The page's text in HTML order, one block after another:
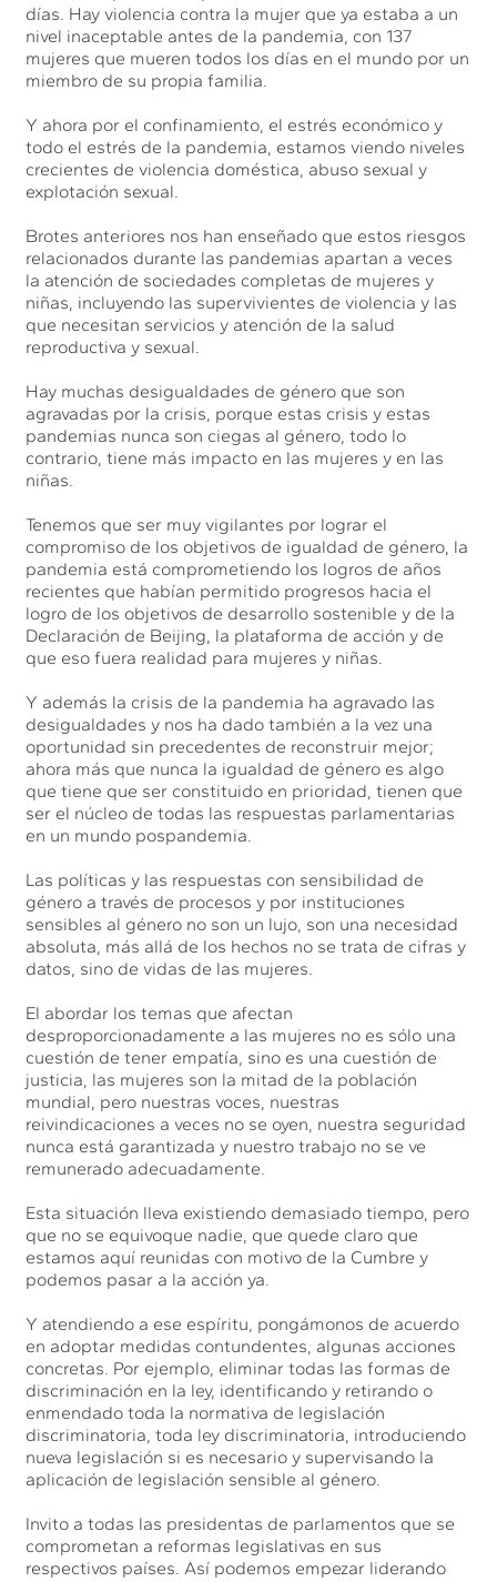
días. Hay violencia contra la mujer que ya estaba a un
nivel inaceptable antes de la pandemia, con 137
mujeres que mueren todos los días en el mundo por un
miembro de su propia familia.
Y ahora por el confinamiento, el estrés económico y
todo el estrés de la pandemia, estamos viendo niveles
crecientes de violencia doméstica, abuso sexual y
explotación sexual.
Brotes anteriores nos han enseñado que estos riesgos
relacionados durante las pandemias apartan a veces
la atención de sociedades completas de mujeres y
niñas, incluyendo las supervivientes de violencia y las
que necesitan servicios y atención de la salud
reproductiva y sexual.
Hay muchas desigualdades de género que son
agravadas por la crisis, porque estas crisis y estas
pandemias nunca son ciegas al género, todo lo
contrario, tiene más impacto en las mujeres y en las
niñas.
Tenemos que ser muy vigilantes por lograr el
compromiso de los objetivos de igualdad de género, la
pandemia está comprometiendo los logros de años
recientes que habían permitido progresos hacia el
logro de los objetivos de desarrollo sostenible y de la
Declaración de Beijing, la plataforma de acción y de
que eso fuera realidad para mujeres y niñas.
Y además la crisis de la pandemia ha agravado las
desigualdades y nos ha dado también a la vez una
oportunidad sin precedentes de reconstruir mejor;
ahora más que nunca la igualdad de género es algo
que tiene que ser constituido en prioridad, tienen que
ser el núcleo de todas las respuestas parlamentarias
en un mundo pospandemia.
Las políticas y las respuestas con sensibilidad de
género a través de procesos y por instituciones
sensibles al género no son un lujo, son una necesidad
absoluta, más allá de los hechos no se trata de cifras y
datos, sino de vidas de las mujeres.
El abordar los temas que afectan
desproporcionadamente a las mujeres no es sólo una
cuestión de tener empatía, sino es una cuestión de
justicia, las mujeres son la mitad de la población
mundial, pero nuestras voces, nuestras
reivindicaciones a veces no se oyen, nuestra seguridad
nunca está garantizada y nuestro trabajo no se ve
remunerado adecuadamente.
Esta situación lleva existiendo demasiado tiempo, pero
que no se equivoque nadie, que quede claro que
estamos aquí reunidas con motivo de la Cumbre y
podemos pasar a la acción ya.
Y atendiendo a ese espíritu, pongámonos de acuerdo
en adoptar medidas contundentes, algunas acciones
concretas. Por ejemplo, eliminar todas las formas de
discriminación en la ley, identificando y retirando o
enmendado toda la normativa de legislación
discriminatoria, toda ley discriminatoria, introduciendo
nueva legislación si es necesario y supervisando la
aplicación de legislación sensible al género.
Invito a todas las presidentas de parlamentos que se
comprometan a reformas legislativas en sus
respectivos países. Así podemos empezar liderando